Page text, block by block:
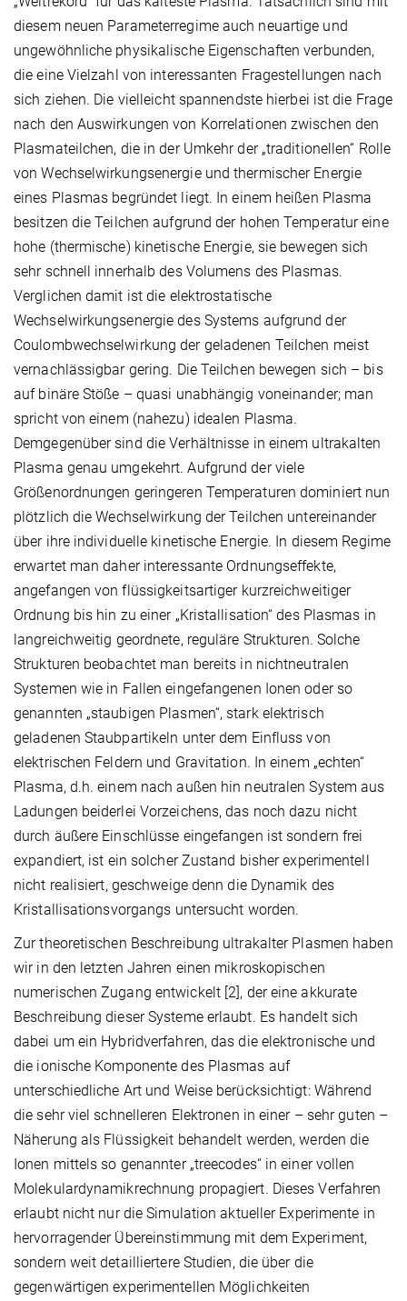
diesem neuen Parameterregime auch neuartige und
ungewöhnliche physikalische Eigenschaften verbunden,
die eine Vielzahl von interessanten Fragestellungen nach
sich ziehen. Die vielleicht spannendste hierbei ist die Frage
nach den Auswirkungen von Korrelationen zwischen den
Plasmateilchen, die in der Umkehr der „traditionellen“ Rolle
von Wechselwirkungsenergie und thermischer Energie
eines Plasmas begründet liegt. In einem heißen Plasma
besitzen die Teilchen aufgrund der hohen Temperatur eine
hohe (thermische) kinetische Energie, sie bewegen sich
sehr schnell innerhalb des Volumens des Plasmas.
Verglichen damit ist die elektrostatische
Wechselwirkungsenergie des Systems aufgrund der
Coulombwechselwirkung der geladenen Teilchen meist
vernachlässigbar gering. Die Teilchen bewegen sich – bis
auf binäre Stöße – quasi unabhängig voneinander; man
spricht von einem (nahezu) idealen Plasma.
Demgegenüber sind die Verhältnisse in einem ultrakalten
Plasma genau umgekehrt. Aufgrund der viele
Größenordnungen geringeren Temperaturen dominiert nun
plötzlich die Wechselwirkung der Teilchen untereinander
über ihre individuelle kinetische Energie. In diesem Regime
erwartet man daher interessante Ordnungseffekte,
angefangen von flüssigkeitsartiger kurzreichweitiger
Ordnung bis hin zu einer „Kristallisation“ des Plasmas in
langreichweitig geordnete, reguläre Strukturen. Solche
Strukturen beobachtet man bereits in nichtneutralen
Systemen wie in Fallen eingefangenen Ionen oder so
genannten „staubigen Plasmen“, stark elektrisch
geladenen Staubpartikeln unter dem Einfluss von
elektrischen Feldern und Gravitation. In einem „echten“
Plasma, d.h. einem nach außen hin neutralen System aus
Ladungen beiderlei Vorzeichens, das noch dazu nicht
durch äußere Einschlüsse eingefangen ist sondern frei
expandiert, ist ein solcher Zustand bisher experimentell
nicht realisiert, geschweige denn die Dynamik des
Kristallisationsvorgangs untersucht worden.
Zur theoretischen Beschreibung ultrakalter Plasmen haben
wir in den letzten Jahren einen mikroskopischen
numerischen Zugang entwickelt [2], der eine akkurate
Beschreibung dieser Systeme erlaubt. Es handelt sich
dabei um ein Hybridverfahren, das die elektronische und
die ionische Komponente des Plasmas auf
unterschiedliche Art und Weise berücksichtigt: Während
die sehr viel schnelleren Elektronen in einer – sehr guten –
Näherung als Flüssigkeit behandelt werden, werden die
Ionen mittels so genannter „treecodes“ in einer vollen
Molekulardynamikrechnung propagiert. Dieses Verfahren
erlaubt nicht nur die Simulation aktueller Experimente in
hervorragender Übereinstimmung mit dem Experiment,
sondern weit detailliertere Studien, die über die
gegenwärtigen experimentellen Möglichkeiten